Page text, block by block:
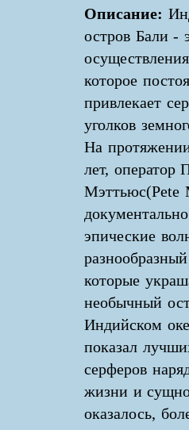
Описание:
остров Бали -
которое
привлекает
уголков
На
лет, оператор
Мэттьюс(Pete
эпические
которые
необычный
Индийском
показал
серферов
жизни и
оказалось,